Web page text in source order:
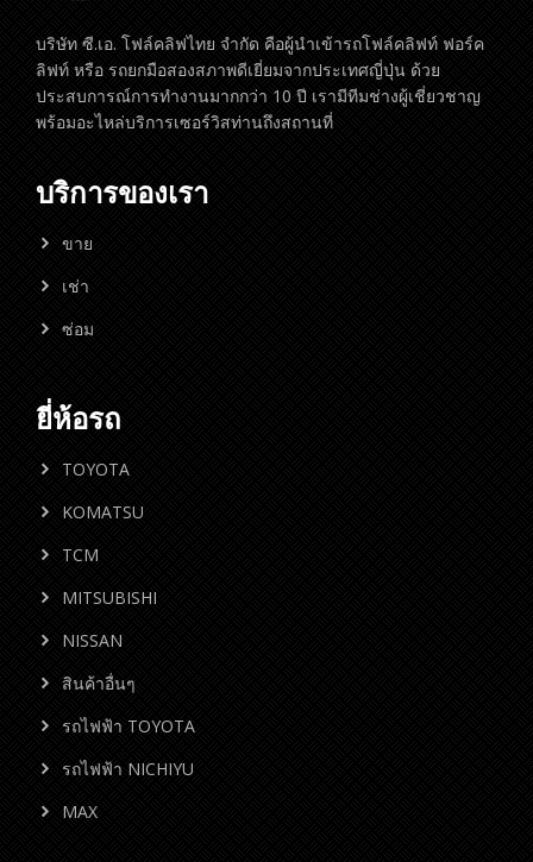
บริษัท ซี.เอ. โฟล์คลิฟไทย จำกัด คือผู้นำเข้ารถโฟล์คลิฟท์ ฟอร์ค
ลิฟท์ หรือ รถยกมือสองสภาพดีเยี่ยมจากประเทศญี่ปุ่น ด้วย
ประสบการณ์การทำงานมากกว่า 10 ปี เรามีทีมช่างผู้เชี่ยวชาญ
พร้อมอะไหล่บริการเซอร์วิสท่านถึงสถานที่
บริการของเรา
ขาย
เช่า
ซ่อม
ยี่ห้อรถ
TOYOTA
KOMATSU
TCM
MITSUBISHI
NISSAN
สินค้าอื่นๆ
รถไฟฟ้า TOYOTA
รถไฟฟ้า NICHIYU
MAX